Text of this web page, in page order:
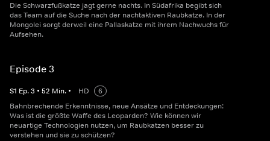
Die Schwarzfußkatze jagt gerne nachts. In Südafrika begibt sich
das Team auf die Suche nach der nachtaktiven Raubkatze. In der
Mongolei sorgt derweil eine Pallaskatze mit ihrem Nachwuchs für
Aufsehen.
Episode 3
S1 Ep.3 • 52 Min. • HD
6
Bahnbrechende Erkenntnisse, neue Ansätze und Entdeckungen:
Was ist die größte Waffe des Leoparden? Wie können wir
neuartige Technologien nutzen, um Raubkatzen besser zu
verstehen und sie zu schützen?